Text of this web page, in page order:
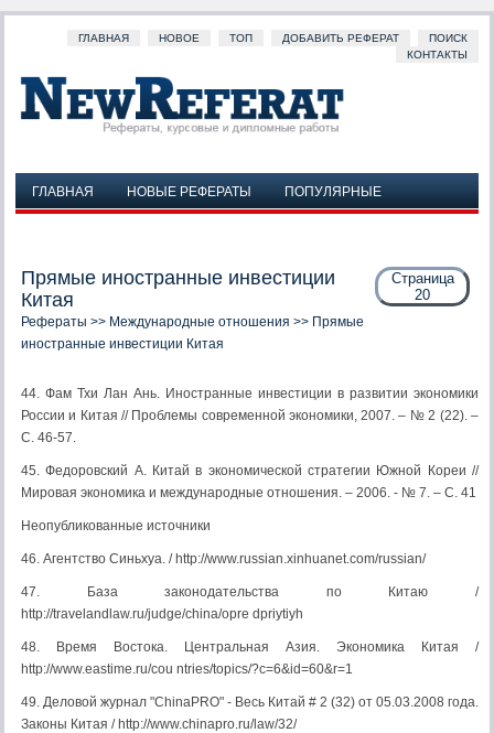
ГЛАВНАЯ НОВОЕ ТОП ДОБАВИТЬ РЕФЕРАТ
ПОИСК
КОНТАКТЫ
ГЛАВНАЯ НОВЫЕ РЕФЕРАТЫ
ПОПУЛЯРНЫЕ
Страница
20
Прямые иностранные инвестиции
Китая
Рефераты >> Международные отношения >> Прямые
иностранные инвестиции Китая
44. Фам Тхи Лан Ань. Иностранные инвестиции в развитии экономики
России и Китая // Проблемы современной экономики, 2007. – № 2 (22). –
С. 46-57.
45. Федоровский А. Китай в экономической стратегии Южной Кореи //
Мировая экономика и международные отношения. – 2006. - № 7. – С. 41
Неопубликованные источники
46. Агентство Синьхуа. / http://www.russian.xinhuanet.com/russian/
47. База законодательства по Китаю /
http://travelandlaw.ru/judge/china/opre dpriytiyh
48. Время Востока. Центральная Азия. Экономика Китая /
http://www.eastime.ru/cou ntries/topics/?c=6&id=60&r=1
49. Деловой журнал "ChinaPRO" - Весь Китай # 2 (32) от 05.03.2008 года.
Законы Китая / http://www.chinapro.ru/law/32/